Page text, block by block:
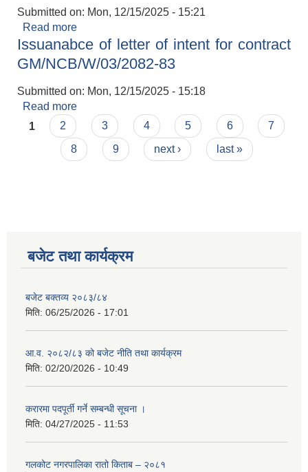
Submitted on: Mon, 12/15/2025 - 15:21
Read more
contract GM/NCB/04/2082-83
Issuanabce of letter of intent for contract
GM/NCB/W/03/2082-83
Submitted on: Mon, 12/15/2025 - 15:18
Read more
GM/NCB/W/03/2082-83
Pages
1 2 3 4 5 6
7
8
9 next › last »
बजेट तथा कार्यक्रम
बजेट बक्तव्य २०८३/८४
मिति: 06/25/2026 - 17:01
आ.व. २०८२/८३ को बजेट नीति तथा कार्यक्रम
मिति: 02/20/2026 - 10:49
करारमा पदपूर्ती गर्ने सम्बन्धी सूचना ।
मिति: 04/27/2025 - 11:53
गलकोट नगरपालिका रातो किताब – २०८१